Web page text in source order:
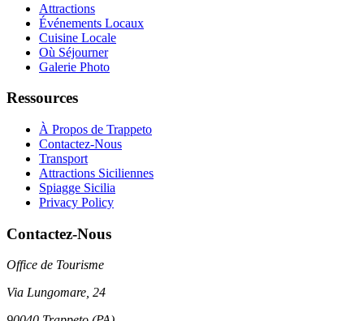
Attractions
Événements Locaux
Cuisine Locale
Où Séjourner
Galerie Photo
Ressources
À Propos de Trappeto
Contactez-Nous
Transport
Attractions Siciliennes
Spiagge Sicilia
Privacy Policy
Contactez-Nous
Office de Tourisme
Via Lungomare, 24